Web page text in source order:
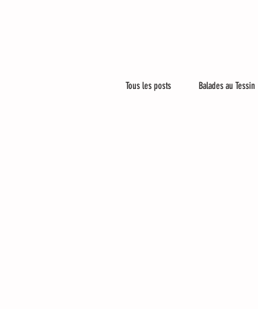
Tous les posts Balades au Tessin